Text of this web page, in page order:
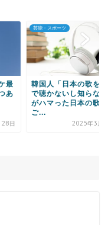
ジ
俺
25日
芸能・スポーツ
韓国人「日本の大谷
平、アジア人初・投
のホームランダービ
場...
2021年6